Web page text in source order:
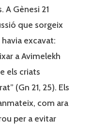
Gènesi 21
que sorgeix
excavat:
a Avimelekh
els criats
(Gn 21, 25). Els
com ara
per a evitar